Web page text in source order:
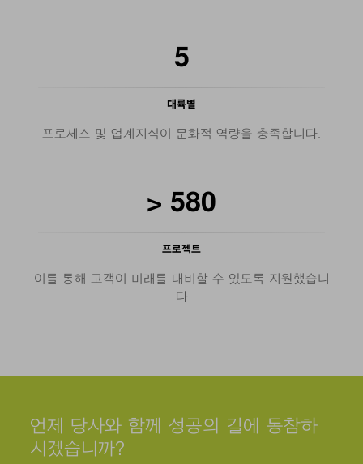
5
대륙별
프로세스 및 업계지식이 문화적 역량을 충족합니다.
> 580
프로젝트
이를 통해 고객이 미래를 대비할 수 있도록 지원했습니
다
언제 당사와 함께 성공의 길에 동참하
시겠습니까?